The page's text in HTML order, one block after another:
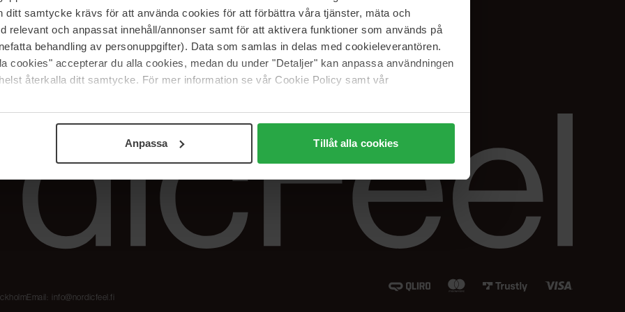
ditt samtycke krävs för att använda cookies för att förbättra våra tjänster, mäta och
relevant och anpassat innehåll/annonser samt för att aktivera funktioner som används på
behandling av personuppgifter). Data som samlas in delas med cookieleverantören.
cookies" accepterar du alla cookies, medan du under "Detaljer" kan anpassa användningen
återkalla ditt samtycke. För mer information se vår Cookie Policy samt vår
Anpassa Tillåt alla cookies
The Beauty Edit
Työskentele
NordicFeel Groupissa
reklamaatiot
Facebook
LinkedIn
Email: info@nordicfeel.fi